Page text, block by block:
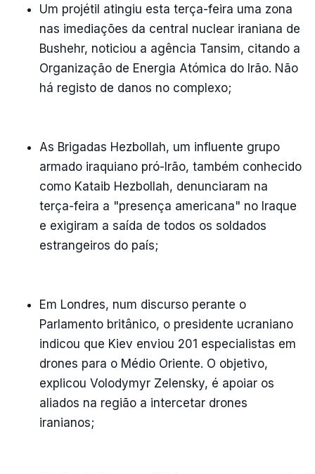
Um projétil atingiu esta terça-feira uma zona
nas imediações da central nuclear iraniana de
Bushehr, noticiou a agência Tansim, citando a
Organização de Energia Atómica do Irão. Não
há registo de danos no complexo;
As Brigadas Hezbollah, um influente grupo
armado iraquiano pró-Irão, também conhecido
como Kataib Hezbollah, denunciaram na
terça-feira a "presença americana" no Iraque
e exigiram a saída de todos os soldados
estrangeiros do país;
Em Londres, num discurso perante o
Parlamento britânico, o presidente ucraniano
indicou que Kiev enviou 201 especialistas em
drones para o Médio Oriente. O objetivo,
explicou Volodymyr Zelensky, é apoiar os
aliados na região a intercetar drones
iranianos;